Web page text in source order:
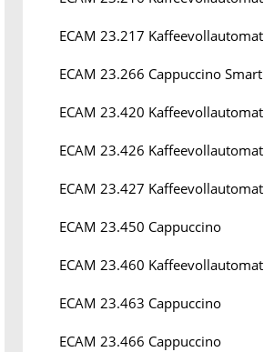
ECAM 23.217 Kaffeevollautomat
ECAM 23.266 Cappuccino Smart
ECAM 23.420 Kaffeevollautomat
ECAM 23.426 Kaffeevollautomat
ECAM 23.427 Kaffeevollautomat
ECAM 23.450 Cappuccino
ECAM 23.460 Kaffeevollautomat
ECAM 23.463 Cappuccino
ECAM 23.466 Cappuccino